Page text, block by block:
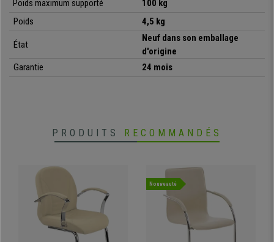
•Idéale pour salle de conférence
• Assise et dossier avec rembourrage épais
Très résistante: cadre en acier avec 4 pieds laqués noir
• Très pratique et polyvalente
Poids maximum supporté
100 kg
Poids
4,5 kg
État
Neuf dans son emballage
d'origine
Garantie
24 mois
PRODUITS RECOMMANDÉS
Nouveauté